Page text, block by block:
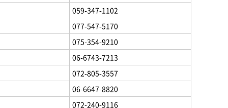
059-347-1102
077-547-5170
075-354-9210
06-6743-7213
072-805-3557
06-6647-8820
072-240-9116